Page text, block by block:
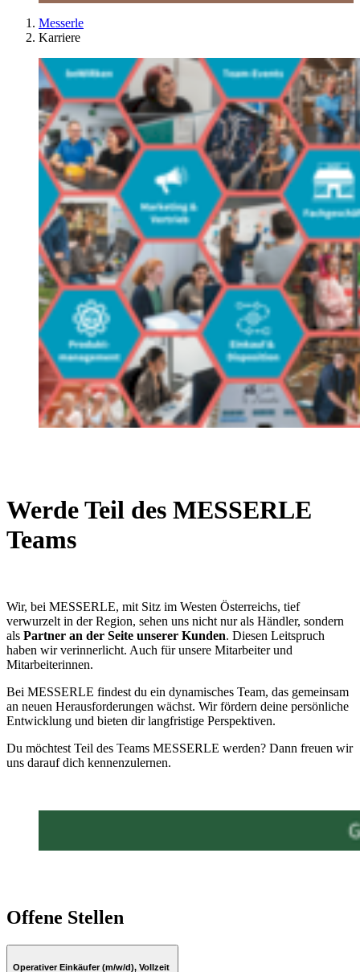
Messerle
Karriere
Werde Teil des MESSERLE
Teams
Wir, bei MESSERLE, mit Sitz im Westen Österreichs, tief
verwurzelt in der Region, sehen uns nicht nur als Händler, sondern
als Partner an der Seite unserer Kunden. Diesen Leitspruch
haben wir verinnerlicht. Auch für unsere Mitarbeiter und
Mitarbeiterinnen.
Bei MESSERLE findest du ein dynamisches Team, das gemeinsam
an neuen Herausforderungen wächst. Wir fördern deine persönliche
Entwicklung und bieten dir langfristige Perspektiven.
Du möchtest Teil des Teams MESSERLE werden? Dann freuen wir
uns darauf dich kennenzulernen.
Offene Stellen
Operativer Einkäufer (m/w/d), Vollzeit